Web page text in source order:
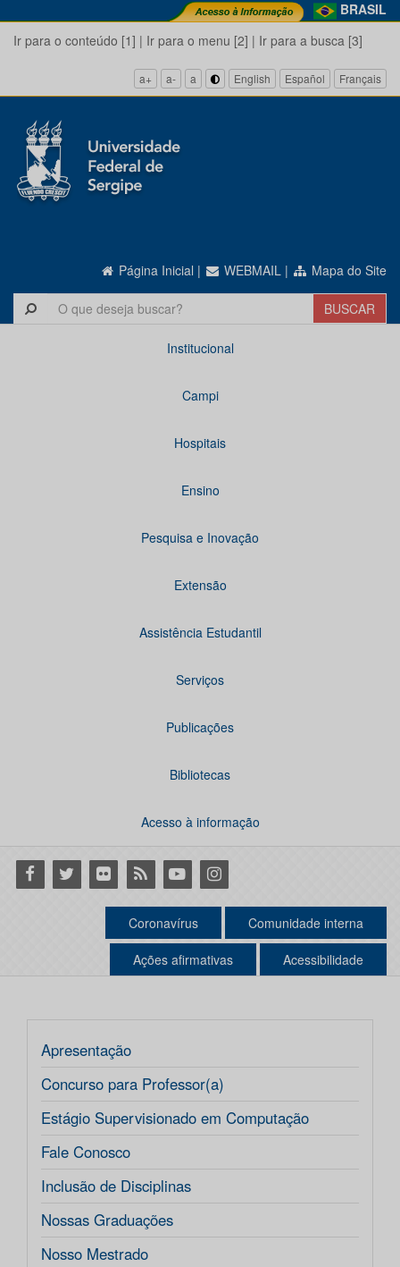
BRASIL
Ir para o conteúdo [1] | Ir para o menu [2] | Ir para a busca [3]
a+ a- a English Español Français
Página Inicial | WEBMAIL | Mapa do Site
Institucional
Campi
Hospitais
Ensino
Pesquisa e Inovação
Extensão
Assistência Estudantil
Serviços
Publicações
Bibliotecas
Acesso à informação
Facebook
Twitter Flickr RSS YoutubeInstagram
Coronavírus Comunidade interna
Ações afirmativas Acessibilidade
Apresentação
Concurso para Professor(a)
Estágio Supervisionado em Computação
Fale Conosco
Inclusão de Disciplinas
Nossas Graduações
Nosso Mestrado